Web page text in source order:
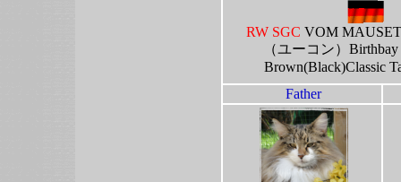
RW SGC VOM
（ユーコン） Birthbay
Brown(Black)Classic
Father